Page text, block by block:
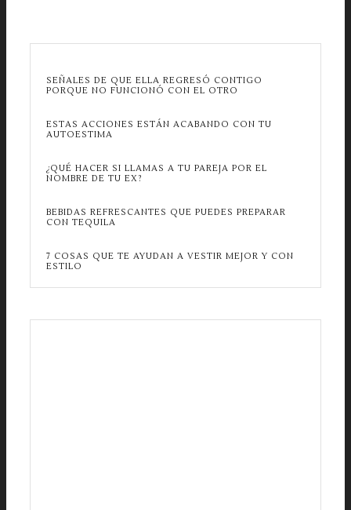
SEÑALES DE QUE ELLA REGRESÓ CONTIGO
PORQUE NO FUNCIONÓ CON EL OTRO
ESTAS ACCIONES ESTÁN ACABANDO CON TU
AUTOESTIMA
¿QUÉ HACER SI LLAMAS A TU PAREJA POR EL
NOMBRE DE TU EX?
BEBIDAS REFRESCANTES QUE PUEDES PREPARAR
CON TEQUILA
7 COSAS QUE TE AYUDAN A VESTIR MEJOR Y CON
ESTILO